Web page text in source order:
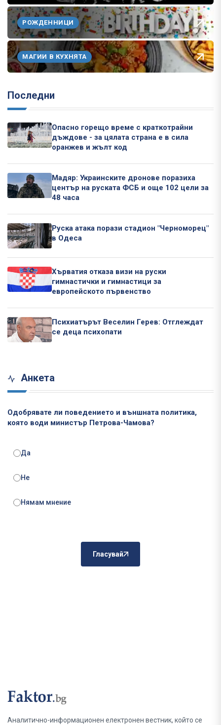
РОЖДЕННИЦИ
МАГИИ В КУХНЯТА
Последни
Опасно горещо време с краткотрайни
дъждове - за цялата страна е в сила
оранжев и жълт код
Мадяр: Украинските дронове поразиха
център на руската ФСБ и още 102 цели за
48 часа
Руска атака порази стадион "Черноморец"
в Одеса
Хърватия отказа визи на руски
гимнастички и гимнастици за
европейското първенство
Психиатърът Веселин Герев: Отглеждат
се деца психопати
Анкета
Одобрявате ли поведението и външната политика,
която води министър Петрова-Чамова?
Да
Не
Нямам мнение
Гласувай
Аналитично-информационен електронен вестник, който се